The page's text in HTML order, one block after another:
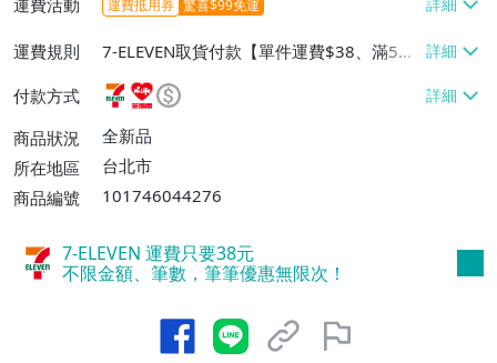
運費抵用券 驚喜$99免運
運費規則
7-ELEVEN取貨付款【單件運費$38、滿5件
或消費滿$1298免運費】、7-ELEVEN取貨
不付款【免運費】、萊爾富取貨付款【單件
運費$60、滿5件或消費滿$1298免運
費】、宅配/貨運【單件運費$120、滿5件
付款方式
商品狀況
全新品
所在地區
台北市
商品編號
101746044276
7-ELEVEN 運費只要38元
不限金額、筆數，筆筆優惠無限次！